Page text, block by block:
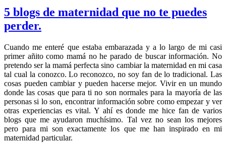
5 blogs de maternidad que no te puedes
perder.
Cuando me enteré que estaba embarazada y a lo largo de mi casi
primer añito como mamá no he parado de buscar información. No
pretendo ser la mamá perfecta sino cambiar la maternidad en mi casa
tal cual la conozco. Lo reconozco, no soy fan de lo tradicional. Las
cosas pueden cambiar y pueden hacerse mejor. Vivir en un mundo
donde las cosas que para ti no son normales para la mayoría de las
personas si lo son, encontrar información sobre como empezar y ver
otras experiencias es vital. Y ahí es donde me hice fan de varios
blogs que me ayudaron muchísimo. Tal vez no sean los mejores
pero para mi son exactamente los que me han inspirado en mi
maternidad particular.